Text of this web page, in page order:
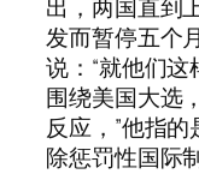
出，两国直到
发而暂停五个
说：“就他们
围绕美国大选
反应，”他指
除惩罚性国际